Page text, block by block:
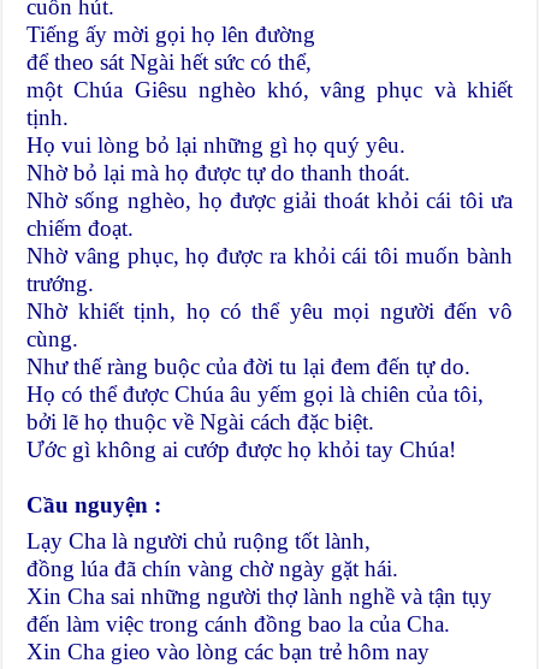
cuốn hút.
Tiếng ấy mời gọi họ lên đường
để theo sát Ngài hết sức có thể,
một Chúa Giêsu nghèo khó, vâng phục và khiết
tịnh.
Họ vui lòng bỏ lại những gì họ quý yêu.
Nhờ bỏ lại mà họ được tự do thanh thoát.
Nhờ sống nghèo, họ được giải thoát khỏi cái tôi ưa
chiếm đoạt.
Nhờ vâng phục, họ được ra khỏi cái tôi muốn bành
trướng.
Nhờ khiết tịnh, họ có thể yêu mọi người đến vô
cùng.
Như thế ràng buộc của đời tu lại đem đến tự do.
Họ có thể được Chúa âu yếm gọi là chiên của tôi,
bởi lẽ họ thuộc về Ngài cách đặc biệt.
Ước gì không ai cướp được họ khỏi tay Chúa!
Cầu nguyện :
Lạy Cha là người chủ ruộng tốt lành,
đồng lúa đã chín vàng chờ ngày gặt hái.
Xin Cha sai những người thợ lành nghề và tận tụy
đến làm việc trong cánh đồng bao la của Cha.
Xin Cha gieo vào lòng các bạn trẻ hôm nay